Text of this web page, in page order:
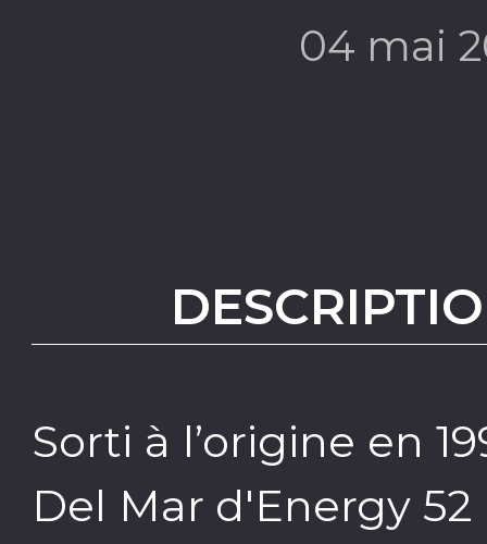
04 mai
Sorti à l’origine en
Del Mar d'Energy